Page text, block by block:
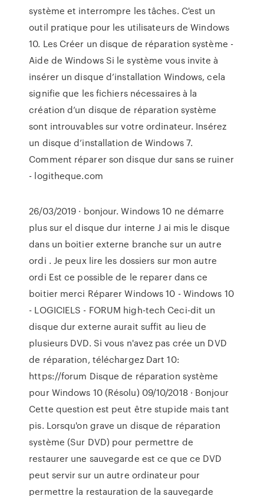
système et interrompre les tâches. C'est un
outil pratique pour les utilisateurs de Windows
10. Les Créer un disque de réparation système -
Aide de Windows Si le système vous invite à
insérer un disque d’installation Windows, cela
signifie que les fichiers nécessaires à la
création d’un disque de réparation système
sont introuvables sur votre ordinateur. Insérez
un disque d’installation de Windows 7.
Comment réparer son disque dur sans se ruiner
- logitheque.com
26/03/2019 · bonjour. Windows 10 ne démarre
plus sur el disque dur interne J ai mis le disque
dans un boitier externe branche sur un autre
ordi . Je peux lire les dossiers sur mon autre
ordi Est ce possible de le reparer dans ce
boitier merci Réparer Windows 10 - Windows 10
- LOGICIELS - FORUM high-tech Ceci-dit un
disque dur externe aurait suffit au lieu de
plusieurs DVD. Si vous n'avez pas crée un DVD
de réparation, téléchargez Dart 10:
https://forum Disque de réparation système
pour Windows 10 (Résolu) 09/10/2018 · Bonjour
Cette question est peut être stupide mais tant
pis. Lorsqu'on grave un disque de réparation
système (Sur DVD) pour permettre de
restaurer une sauvegarde est ce que ce DVD
peut servir sur un autre ordinateur pour
permettre la restauration de la sauvegarde